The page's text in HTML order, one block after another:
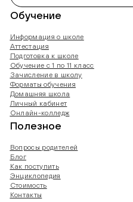
Обучение
Информация о школе
Аттестация
Подготовка к школе
Обучение с 1 по 11 класс
Зачисление в школу
Форматы обучения
Домашняя школа
Личный кабинет
Онлайн-колледж
Полезное
Вопросы родителей
Блог
Как поступить
Энциклопедия
Стоимость
Контакты